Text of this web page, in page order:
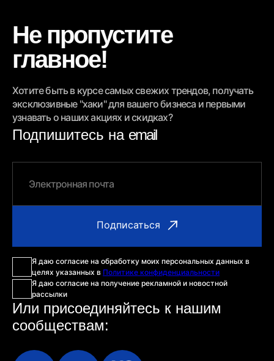
Не пропустите
главное!
Хотите быть в курсе самых свежих трендов, получать
эксклюзивные "хаки" для вашего бизнеса и первыми
узнавать о наших акциях и скидках?
Подпишитесь на email
Я даю согласие на обработку моих персональных данных в
целях указанных в Политике конфиденциальности
Я даю согласие на получение рекламной и новостной
рассылки
Или присоединяйтесь к нашим
сообществам: